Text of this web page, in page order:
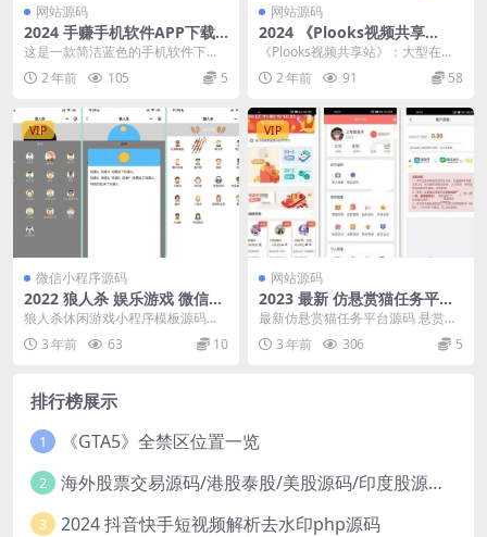
网站源码
2024 手赚手机软件APP下载
排行网站应用商店源码
这是一款简洁蓝色的手机软件下载
应用排行、平台和最新发布网站，
采用响应式织梦模板。...
2 年前 105 5
网站源码
2024 《Plooks视频共享
站》：大型在线视频共享网站
《Plooks视频共享站》：大型在线
视频共享网站源码 之前，我想和异
地的朋友一起...
2 年前 91 58
VIP
微信小程序源码
2022 狼人杀 娱乐游戏 微信小
程序源码
狼人杀休闲游戏小程序模板源码，
微信游戏小程序源码，微信开发工
具直接打开即可使用。...
3 年前 63 10
VIP
网站源码
2023 最新 仿悬赏猫任务平台
源码 附支付接口
最新仿悬赏猫任务平台源码 悬赏任
务系统源码 带支付接口，全新开发
悬赏任务系统，功...
3 年前 306 5
排行榜展示
1 《GTA5》全禁区位置一览
2 海外股票交易源码/港股泰股/美股源码/印度股源码/马拉西亚股票源码/国际股票配资
3 2024 抖音快手短视频解析去水印php源码